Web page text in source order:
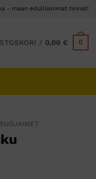
- maan edullisimmat hinnat!
/ 0,00€ 0